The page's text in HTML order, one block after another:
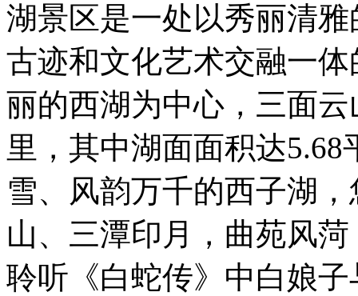
湖景区是一处以秀丽清
古迹和文化艺术交融一
丽的西湖为中心，三面
里，其中湖面面积达
雪、风韵万千的西子湖
山、三潭印月，曲苑风
聆听《白蛇传》中白娘